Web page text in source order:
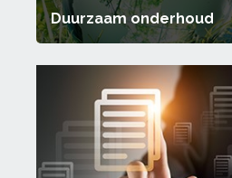
Duurzaam onderhoud